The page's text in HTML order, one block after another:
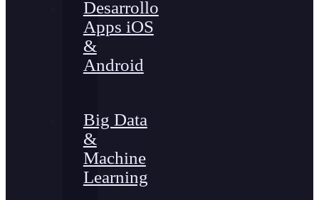
Desarrollo
Apps iOS
&
Android
Big Data
&
Machine
Learning